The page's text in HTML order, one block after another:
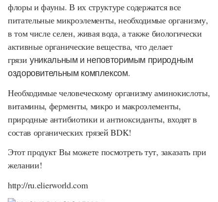
флоры и фауны. В их структуре содержатся все
питательные микроэлементы, необходимые организму,
в том числе селен, живая вода, а также биологически
активные органические вещества, что делает
грязиуникальным и неповторимым природным
оздоровительным комплексом.
Необходимые человеческому организму аминокислоты,
витамины, ферменты, микро и макроэлементы,
природные антибиотики и антиоксиданты, входят в
состав органических грязей BDK!
Этот продукт Вы можете посмотреть тут, заказать при
желании!
http://ru.elierworld.com